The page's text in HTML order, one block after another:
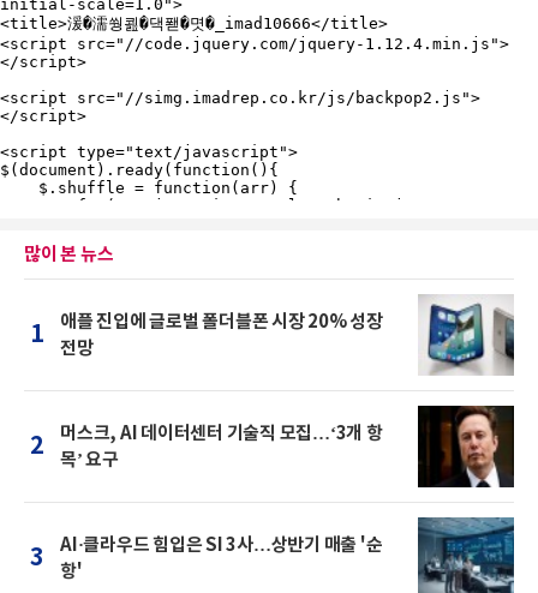
많이 본 뉴스
1
애플 진입에 글로벌 폴더블폰 시장 20% 성장
전망
2
머스크, AI 데이터센터 기술직 모집…‘3개 항
목’ 요구
3
AI·클라우드 힘입은 SI 3사…상반기 매출 '순
항'